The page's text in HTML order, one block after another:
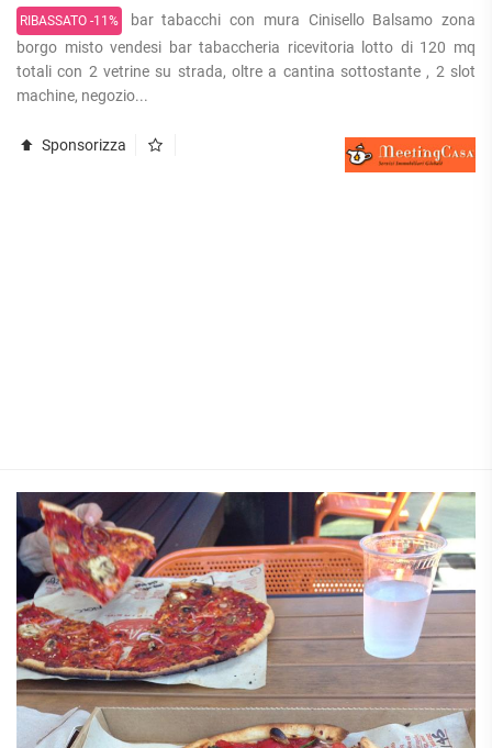
RIBASSATO -11%
bar tabacchi con mura Cinisello Balsamo zona
borgo misto vendesi bar tabaccheria ricevitoria lotto di 120 mq
totali con 2 vetrine su strada, oltre a cantina sottostante , 2 slot
machine, negozio...
Sponsorizza